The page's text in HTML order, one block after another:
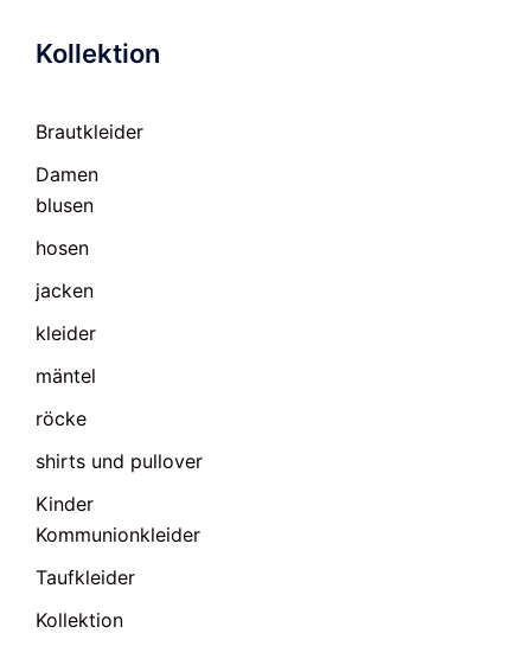
Kollektion
Brautkleider
Damen
blusen
hosen
jacken
kleider
mäntel
röcke
shirts und pullover
Kinder
Kommunionkleider
Taufkleider
Kollektion